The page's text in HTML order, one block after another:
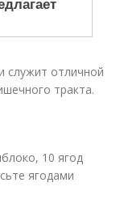
служит отличной
тракта.
10 ягод
ягодами